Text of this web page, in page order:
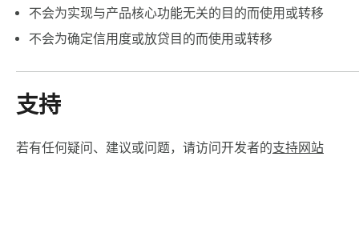
双击文件夹 - 快速导航到子文件夹
面包屑导航 - 清晰的路径指示和快速跳转
文件夹选择器 - 编辑书签时可移动到其他文件夹，支持树形
近期更新：
2.可为书签配置编辑tag标签，设置界面对标签分类管理，
不会为实现与产品核心功能无关的目的而使用或转移
不会为确定信用度或放贷目的而使用或转移
支持
若有任何疑问、建议或问题，请访问开发者的支持网站